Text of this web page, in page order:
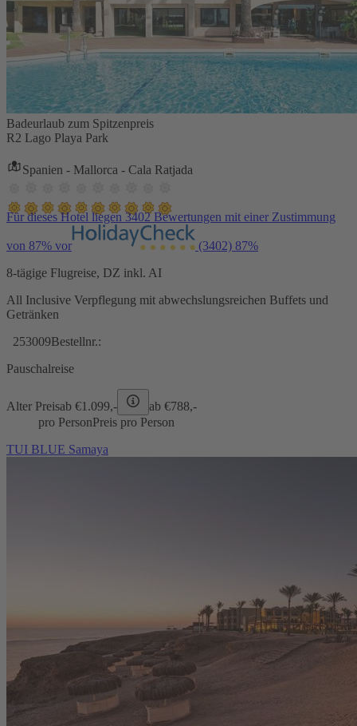
Badeurlaub zum Spitzenpreis
R2 Lago Playa Park
Spanien - Mallorca - Cala Ratjada
Für dieses Hotel liegen 3402 Bewertungen mit einer Zustimmung
von 87% vor (3402) 87%
8-tägige Flugreise, DZ inkl. AI
All Inclusive Verpflegung mit abwechslungsreichen Buffets und
Getränken
253009Bestellnr.:
Pauschalreise
Alter Preisab €1.099,- ab €788,-
pro PersonPreis pro Person
TUI BLUE Samaya